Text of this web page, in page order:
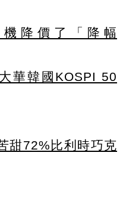
降價了「降幅
華韓國KOSPI 50
甜72%比利時巧克